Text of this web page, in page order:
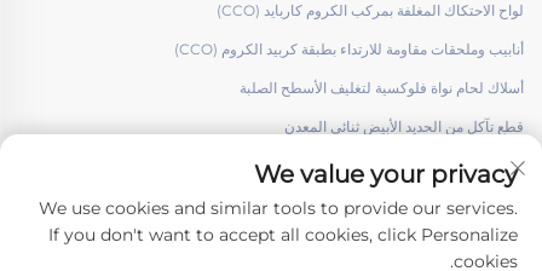
لواح الاحتكاك المغلفة بمركب الكروم كاربايد (CCO)
أنابيب وملحقات مقاومة للارتداء بطبقة كربيد الكروم (CCO)
أسلاك لحام نواة فلوكسية لتغليف الأسطح الصلبة
قطع تآكل من الحديد الأبيض ثنائي المعدن
We value your privacy
We use cookies and similar tools to provide our services.
If you don't want to accept all cookies, click Personalize
cookies.